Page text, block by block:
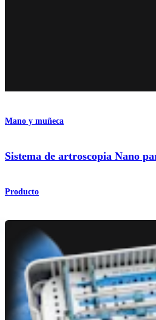
Mano y muñeca
Sistema de artroscopia Nano
Producto